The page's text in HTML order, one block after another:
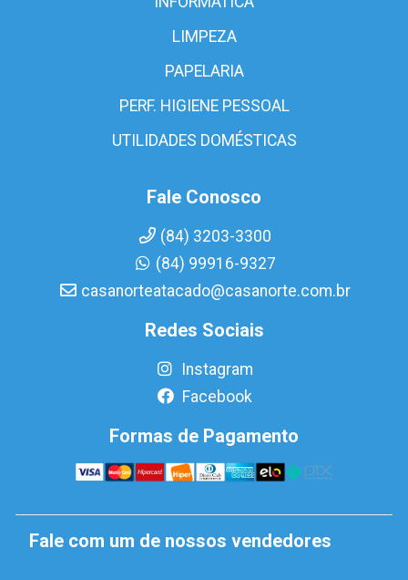
LIMPEZA
PAPELARIA
PERF. HIGIENE PESSOAL
UTILIDADES DOMÉSTICAS
Fale Conosco
(84) 3203-3300
(84) 99916-9327
casanorteatacado@casanorte.com.br
Redes Sociais
Instagram
Facebook
Formas de Pagamento
Fale com um de nossos vendedores